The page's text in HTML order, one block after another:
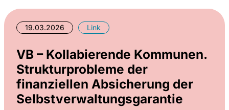
19.03.2026 Link
VB – Kollabierende Kommunen.
Strukturprobleme der
finanziellen Absicherung der
Selbstverwaltungsgarantie